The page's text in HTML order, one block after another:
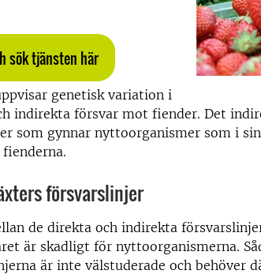
sök tjänsten här
genetisk variation i
indirekta försvar mot fiender. Det
som gynnar nyttoorganismer som i
försvarslinjer
de direkta och indirekta
är skadligt för nyttoorganismerna.
är inte välstuderade och behöver